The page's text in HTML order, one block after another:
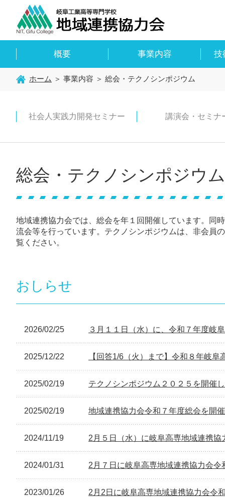
概要 事業内容 技
ホーム ＞ 事業内容 ＞ 総会・テクノシンポジウム
社会人実践力開発セミナー 講演会・セミナ
総会・テクノシンポジウム
地域連携協力会では、総会を年１回開催しています。同
流会等を行っています。テクノシンポジウムは、非会員
覧ください。
おしらせ
2026/02/25 ３月１１日（水）に、令和７年度岐
2025/12/22 【回答1/6（火）まで】令和８年岐
2025/02/19 テクノシンポジウム２０２５を開催
2025/02/19 地域連携協力会令和７年度総会を開
2024/11/19 2月５日（水）に岐阜高専地域連携
2024/01/31 2月７日に岐阜高専地域連携協力会
2023/01/26 2月2日に岐阜高専地域連携協力会令